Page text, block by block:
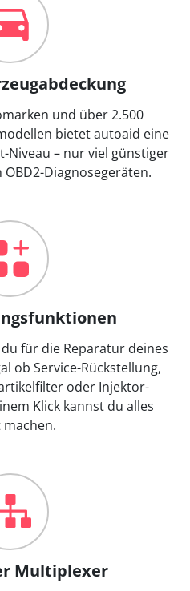
und über 2.500
bietet autoaid eine
Niveau – nur viel günstiger
Diagnosegeräten.
für die Reparatur deines
ob Service-Rückstellung,
oder Injektor-
Klick kannst du alles
Multiplexer